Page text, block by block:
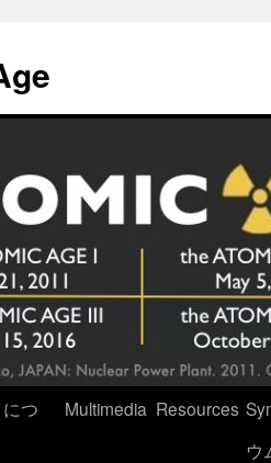
つ
Multimedia Resources
ウ